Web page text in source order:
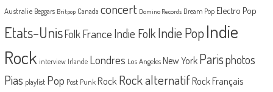
Australie Beggars Britpop Canada concert Domino Records Dream Pop Electro Pop
Etats-UnisFolk France Indie FolkIndie PopIndie
Rock interview Irlande Londres Los Angeles New York Parisphotos
Pias playlist Pop Post Punk Rock Rock alternatif Rock Français